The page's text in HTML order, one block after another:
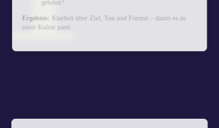
gelohnt?
Ergebnis:
Klarheit über Ziel, Ton und Format – damit es zu
eurer Kultur passt.